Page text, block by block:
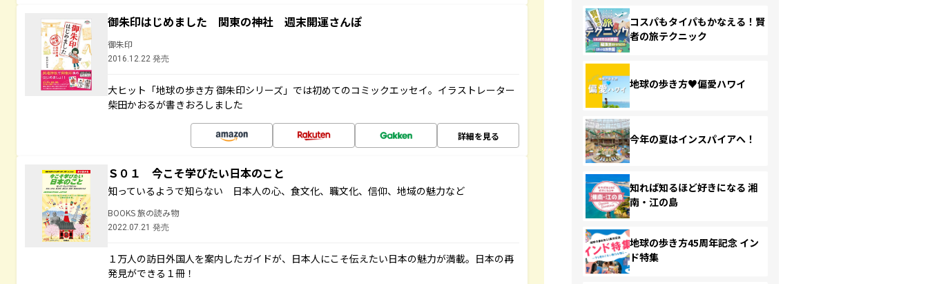
御朱印はじめました 関東の神社 週末開運さんぽ
御朱印
2016.12.22 発売
大ヒット「地球の歩き方 御朱印シリーズ」では初めてのコミックエッセイ。イラストレーター
柴田かおるが書きおろしました
詳細を見る
Ｓ０１ 今こそ学びたい日本のこと
知っているようで知らない 日本人の心、食文化、職文化、信仰、地域の魅力など
BOOKS 旅の読み物
2022.07.21 発売
１万人の訪日外国人を案内したガイドが、日本人にこそ伝えたい日本の魅力が満載。日本の再
発見ができる１冊！
コスパもタイパもかなえる！賢
者の旅テクニック
地球の歩き方♥偏愛ハワイ
今年の夏はインスパイアへ！
知れば知るほど好きになる 湘
南・江の島
地球の歩き方45周年記念 イン
ド特集